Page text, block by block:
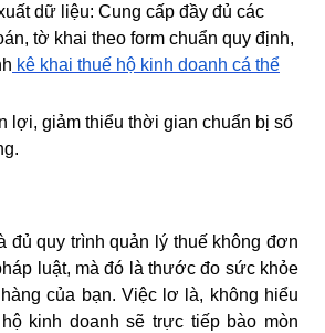
dữ liệu: Cung cấp đầy đủ các
tờ khai theo form chuẩn quy định,
kê khai thuế hộ kinh doanh cá thể
lợi, giảm thiểu thời gian chuẩn bị sổ
đủ quy trình quản lý thuế không đơn
luật, mà đó là thước đo sức khỏe
của bạn. Việc lơ là, không hiểu
kinh doanh sẽ trực tiếp bào mòn